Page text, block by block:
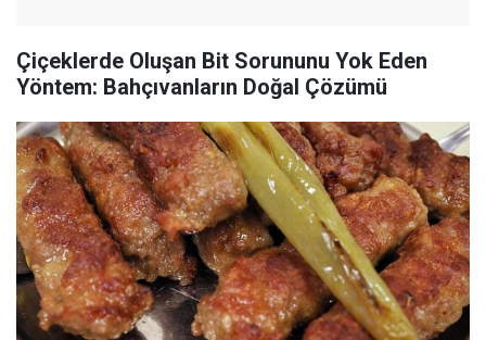
Çiçeklerde Oluşan Bit Sorununu Yok Eden
Yöntem: Bahçıvanların Doğal Çözümü